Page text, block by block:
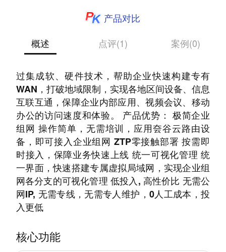
产品对比
概述
点评(1) 案例(0)
过集成软、硬件技术，帮助企业快速构建专有
WAN，打破地域限制，实现各地区间设备、信息
互联互通，保障企业内部应用、视频会议、移动
办公的访问速度和体验。 产品优势： 极简企业
组网 操作简单，无需培训，应用夽谷云路由设
备，即可接入企业组网 ZTP零接触部署 按需即
时接入，保障业务快速上线 统一可视化管理 统
一界面，快速搭建专属虚拟局域网，实现企业组
网各分支的可视化管理 低投入, 高性价比 无需公
网IP, 无需专线，无需专人维护，0人工成本，投
入更低
核心功能